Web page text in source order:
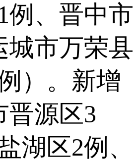
例、晋中市
城市万荣县
）。新增
晋源区3
湖区2例、